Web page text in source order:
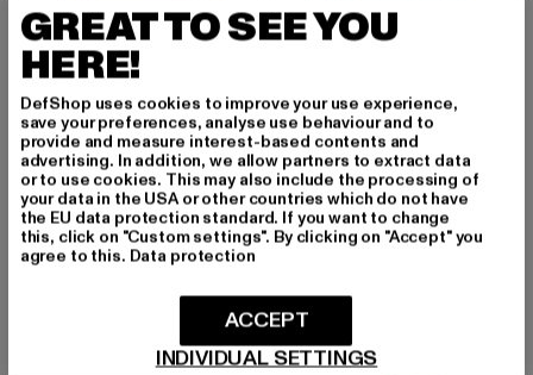
URBAN CLASSICS
Heavy Oversized
15,99 EUR
Derzeitiger Preis: 15,99 EUR
22,99 EURAktionspreis: 22,99 EUR
URBAN CLASSICS
Tall
-35%
GREAT TO SEE YOU
HERE!
DefShop uses cookies to improve your use experience,
save your preferences, analyse use behaviour and to
provide and measure interest-based contents and
advertising. In addition, we allow partners to extract data
or to use cookies. This may also include the processing of
your data in the USA or other countries which do not have
the EU data protection standard. If you want to change
this, click on "Custom settings". By clicking on "Accept" you
agree to this. Data protection
INDIVIDUAL SETTINGS
ACCEPT